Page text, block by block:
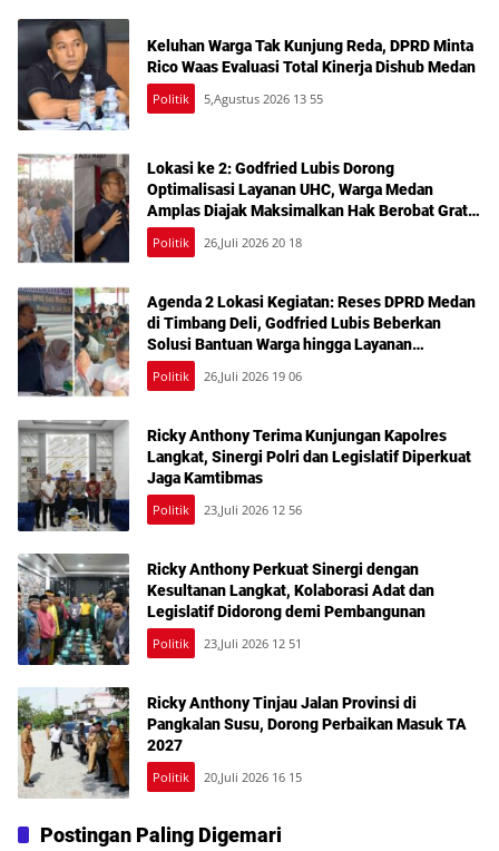
Keluhan Warga Tak Kunjung Reda, DPRD Minta
Rico Waas Evaluasi Total Kinerja Dishub Medan
Politik 5,Agustus 2026 13 55
Lokasi ke 2: Godfried Lubis Dorong
Optimalisasi Layanan UHC, Warga Medan
Amplas Diajak Maksimalkan Hak Berobat Gratis
Bermodal KTP
Politik 26,Juli 2026 20 18
Agenda 2 Lokasi Kegiatan: Reses DPRD Medan
di Timbang Deli, Godfried Lubis Beberkan
Solusi Bantuan Warga hingga Layanan
Kesehatan Gratis
Politik 26,Juli 2026 19 06
Ricky Anthony Terima Kunjungan Kapolres
Langkat, Sinergi Polri dan Legislatif Diperkuat
Jaga Kamtibmas
Politik 23,Juli 2026 12 56
Ricky Anthony Perkuat Sinergi dengan
Kesultanan Langkat, Kolaborasi Adat dan
Legislatif Didorong demi Pembangunan
Politik 23,Juli 2026 12 51
Ricky Anthony Tinjau Jalan Provinsi di
Pangkalan Susu, Dorong Perbaikan Masuk TA
2027
Politik 20,Juli 2026 16 15
Postingan Paling Digemari